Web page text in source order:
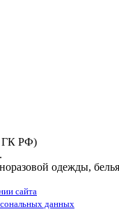
ГК РФ)
одежды,
сайта
данных